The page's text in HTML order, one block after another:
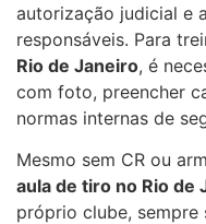
autorização judicial e
responsáveis. Para
Rio de Janeiro, é
com foto, preencher
normas internas de
Mesmo sem CR ou
aula de tiro no Rio de
próprio clube, sempre